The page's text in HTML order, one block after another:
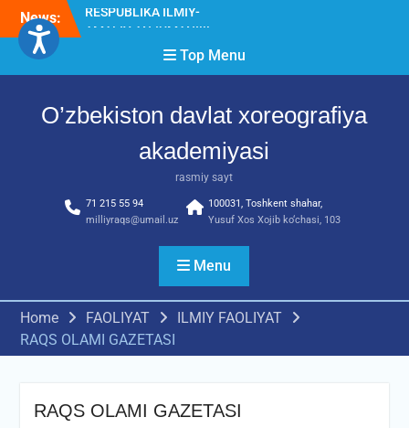
Skip
content
News:
Diqqat e’lon!
2026” tadbiri bo‘lib o‘tdi
Top Menu
O’zbekiston davlat xoreografiya
akademiyasi
rasmiy sayt
71 215 55 94
milliyraqs@umail.uz
100031, Toshkent shahar,
Yusuf Xos Xojib ko‘chasi, 103
Menu
Home FAOLIYAT
ILMIY FAOLIYAT
RAQS OLAMI GAZETASI
RAQS OLAMI GAZETASI